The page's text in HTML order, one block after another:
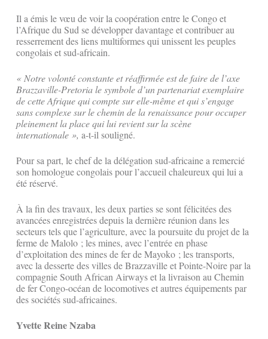
Il a émis le vœu de voir la coopération entre le Congo et
l’Afrique du Sud se développer davantage et contribuer au
resserrement des liens multiformes qui unissent les peuples
congolais et sud-africain.
« Notre volonté constante et réaffirmée est de faire de l’axe
Brazzaville-Pretoria le symbole d’un partenariat exemplaire
de cette Afrique qui compte sur elle-même et qui s’engage
sans complexe sur le chemin de la renaissance pour occuper
pleinement la place qui lui revient sur la scène
internationale », a-t-il souligné.
Pour sa part, le chef de la délégation sud-africaine a remercié
son homologue congolais pour l’accueil chaleureux qui lui a
été réservé.
À la fin des travaux, les deux parties se sont félicitées des
avancées enregistrées depuis la dernière réunion dans les
secteurs tels que l’agriculture, avec la poursuite du projet de la
ferme de Malolo ; les mines, avec l’entrée en phase
d’exploitation des mines de fer de Mayoko ; les transports,
avec la desserte des villes de Brazzaville et Pointe-Noire par la
compagnie South African Airways et la livraison au Chemin
de fer Congo-océan de locomotives et autres équipements par
des sociétés sud-africaines.
Yvette Reine Nzaba